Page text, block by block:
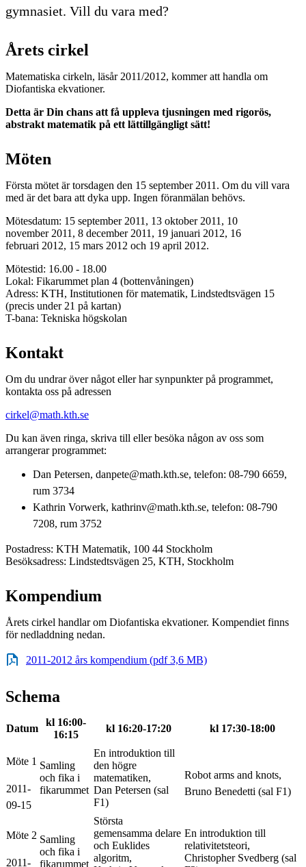
gymnasiet. Vill du vara med?
Årets cirkel
Matematiska cirkeln, läsår 2011/2012, kommer att handla om
Diofantiska ekvationer.
Detta är Din chans att få uppleva tjusningen med rigorös,
abstrakt matematik på ett lättillgängligt sätt!
Möten
Första mötet är torsdagen den 15 september 2011. Om du vill vara
med är det bara att dyka upp. Ingen föranmälan behövs.
Mötesdatum: 15 september 2011, 13 oktober 2011, 10
november 2011, 8 december 2011, 19 januari 2012, 16
februari 2012, 15 mars 2012 och 19 april 2012.
Mötestid: 16.00 - 18.00
Lokal: Fikarummet plan 4 (bottenvåningen)
Adress: KTH, Institutionen för matematik, Lindstedtsvägen 15
(precis under 21 på kartan)
T-bana: Tekniska högskolan
Kontakt
Om du undrar över något eller har synpunkter på programmet,
kontakta oss på adressen
cirkel@math.kth.se
Du kan även ringa, skriva till eller besöka någon av oss som
arrangerar programmet:
Dan Petersen, danpete@math.kth.se, telefon: 08-790 6659,
rum 3734
Kathrin Vorwerk, kathrinv@math.kth.se, telefon: 08-790
7208, rum 3752
Postadress: KTH Matematik, 100 44 Stockholm
Besöksadress: Lindstedtsvägen 25, KTH, Stockholm
Kompendium
Årets cirkel handlar om Diofantiska ekvationer. Kompendiet finns
för nedladdning nedan.
2011-2012 års kompendium (pdf 3,6 MB)
Schema
Datum
kl 16:00-
16:15
kl 16:20-17:20 kl 17:30-18:00
Möte 1
2011-
09-15
Samling
och fika i
fikarummet
En introduktion till
den högre
matematiken,
Dan Petersen (sal
F1)
Robot arms and knots,
Bruno Benedetti (sal F1)
Möte 2
2011-
Samling
och fika i
fikarummet
Största
gemensamma delare
och Euklides
algoritm,
En introduktion till
relativitetsteori,
Christopher Svedberg (sal